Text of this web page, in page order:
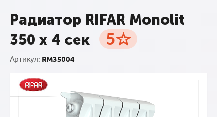
Радиатор RIFAR Monolit
350 х 4 сек
5
Артикул: RM35004